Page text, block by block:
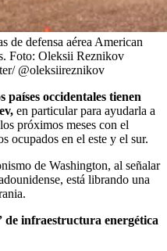
de defensa aérea American
Foto: Oleksii Reznikov
@oleksiireznikov
países occidentales tienen
en particular para ayudarla a
próximos meses con el
ocupados en el este y el sur.
de Washington, al señalar
está librando una
de infraestructura energética